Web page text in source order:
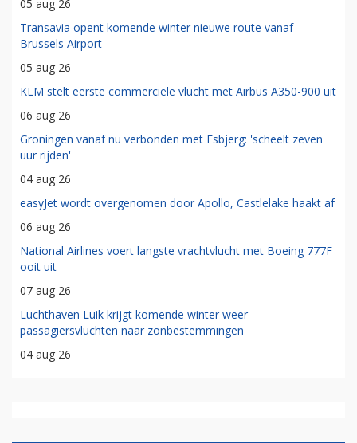
05 aug 26
Transavia opent komende winter nieuwe route vanaf
Brussels Airport
05 aug 26
KLM stelt eerste commerciële vlucht met Airbus A350-900 uit
06 aug 26
Groningen vanaf nu verbonden met Esbjerg: 'scheelt zeven
uur rijden'
04 aug 26
easyJet wordt overgenomen door Apollo, Castlelake haakt af
06 aug 26
National Airlines voert langste vrachtvlucht met Boeing 777F
ooit uit
07 aug 26
Luchthaven Luik krijgt komende winter weer
passagiersvluchten naar zonbestemmingen
04 aug 26